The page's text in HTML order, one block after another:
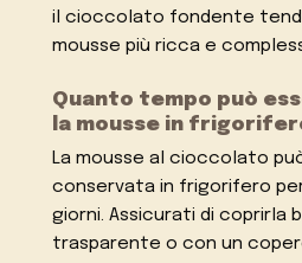
il cioccolato fondente
mousse più ricca e
Quanto tempo può
la mousse in
La mousse al cioccolato
conservata in frigorifero per
giorni. Assicurati di coprirla
trasparente o con un